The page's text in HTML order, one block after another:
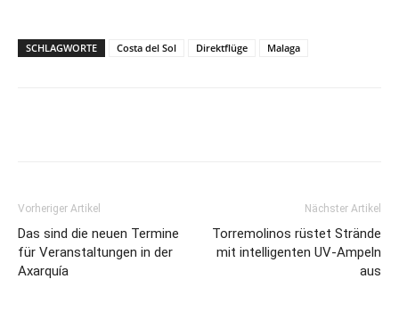
SCHLAGWORTE Costa del Sol Direktflüge Malaga
Vorheriger Artikel
Das sind die neuen Termine
für Veranstaltungen in der
Axarquía
Nächster Artikel
Torremolinos rüstet Strände
mit intelligenten UV-Ampeln
aus